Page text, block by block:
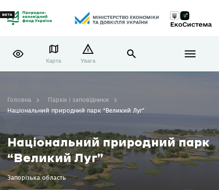
Карта Увага
Національний природний парк
“Великий Луг”
Запорізька область
Головна
Парки і заповідники
Національний природний парк “Великий Луг”